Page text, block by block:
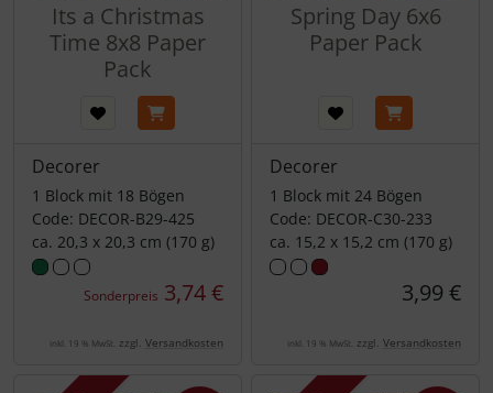
Its a Christmas
Time 8x8 Paper
Pack
Decorer
1 Block mit 18 Bögen
Code: DECOR-B29-425
ca. 20,3 x 20,3 cm (170 g)
Sonderpreis 3,74 €
inkl. 19 % MwSt. zzgl. Versandkosten
Spring Day 6x6
Paper Pack
Decorer
1 Block mit 24 Bögen
Code: DECOR-C30-233
ca. 15,2 x 15,2 cm (170 g)
3,99 €
inkl. 19 % MwSt. zzgl. Versandkosten